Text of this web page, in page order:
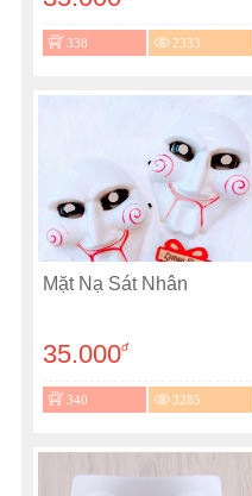
338 2333
Mặt Nạ Sát Nhân
35.000đ
340 3285